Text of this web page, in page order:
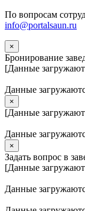
По вопросам
info@portalsaun.ru
×
Бронирование
[Данные
Данные
×
[Данные
Данные
×
Задать вопрос в
[Данные
Данные